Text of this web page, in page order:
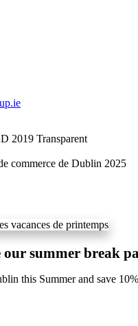
summer break
this Summer and save